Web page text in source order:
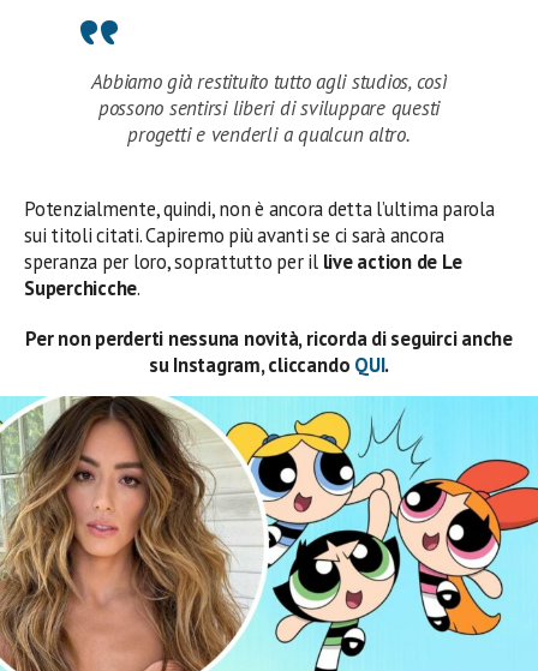
Abbiamo già restituito tutto agli studios, così
possono sentirsi liberi di sviluppare questi
progetti e venderli a qualcun altro.
Potenzialmente, quindi, non è ancora detta l’ultima parola
sui titoli citati. Capiremo più avanti se ci sarà ancora
speranza per loro, soprattutto per il live action de Le
Superchicche.
Per non perderti nessuna novità, ricorda di seguirci anche
su Instagram, cliccando QUI.